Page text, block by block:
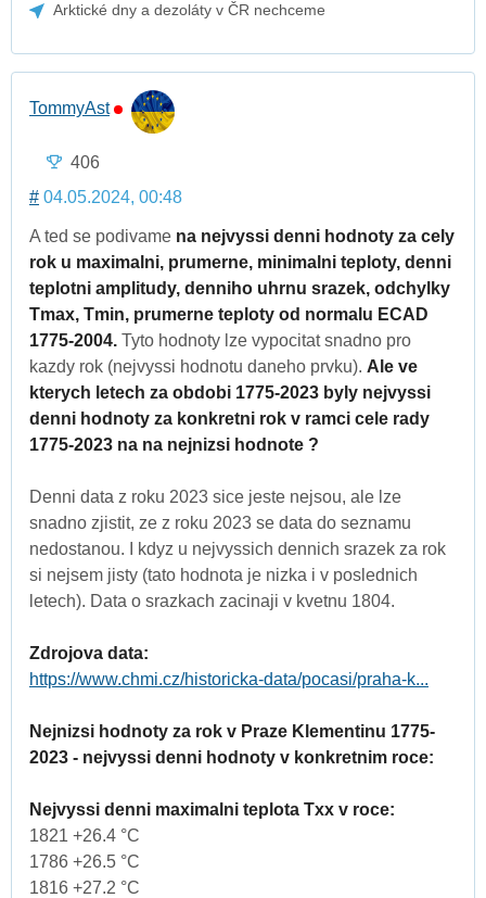
Arktické dny a dezoláty v ČR nechceme
TommyAst
406
# 04.05.2024, 00:48
A ted se podivame na nejvyssi denni hodnoty za cely
rok u maximalni, prumerne, minimalni teploty, denni
teplotni amplitudy, denniho uhrnu srazek, odchylky
Tmax, Tmin, prumerne teploty od normalu ECAD
1775-2004. Tyto hodnoty lze vypocitat snadno pro
kazdy rok (nejvyssi hodnotu daneho prvku). Ale ve
kterych letech za obdobi 1775-2023 byly nejvyssi
denni hodnoty za konkretni rok v ramci cele rady
1775-2023 na na nejnizsi hodnote ?
Denni data z roku 2023 sice jeste nejsou, ale lze
snadno zjistit, ze z roku 2023 se data do seznamu
nedostanou. I kdyz u nejvyssich dennich srazek za rok
si nejsem jisty (tato hodnota je nizka i v poslednich
letech). Data o srazkach zacinaji v kvetnu 1804.
Zdrojova data:
https://www.chmi.cz/historicka-data/pocasi/praha-k...
Nejnizsi hodnoty za rok v Praze Klementinu 1775-
2023 - nejvyssi denni hodnoty v konkretnim roce:
Nejvyssi denni maximalni teplota Txx v roce:
1821 +26.4 °C
1786 +26.5 °C
1816 +27.2 °C